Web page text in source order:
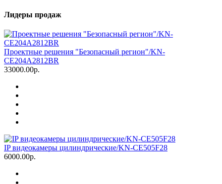
Лидеры продаж
Проектные решения "Безопасный регион"/KN-
CE204A2812BR
33000.00р.
IP видеокамеры цилиндрические/KN-CE505F28
6000.00р.